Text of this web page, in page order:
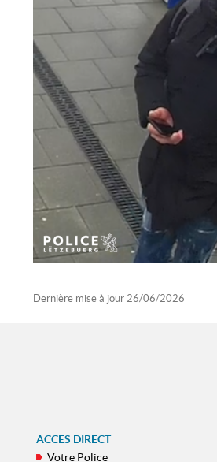
Dernière mise à jour 26/06/2026
ACCÈS DIRECT
Votre Police